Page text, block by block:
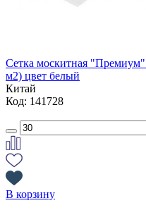
Сетка москитная "Премиум"
м2) цвет белый
Китай
Код: 141728
В корзину